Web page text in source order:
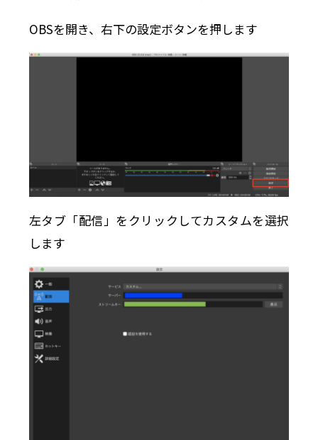
OBSを開き、右下の設定ボタンを押します
左タブ「配信」をクリックしてカスタムを選択
します